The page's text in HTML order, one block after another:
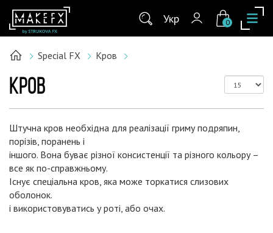
Укр 0
Special FX Кров
КРОВ
Штучна кров необхідна для реалізації гриму подряпин,
порізів, поранень і
іншого. Вона буває різної консистенції та різного кольору –
все як по-справжньому.
Існує спеціальна кров, яка може торкатися слизових
оболонок.
і використовуватись у роті, або очах.